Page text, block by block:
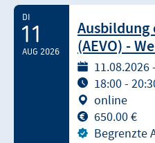
DI
11
AUG 2026
Ausbildung
(AEVO) -
11.08.2026
18:00 -
online
650.00 €
Begrenzte